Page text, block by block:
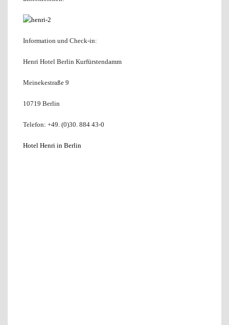
Information und Check-in:
Henri Hotel Berlin Kurfürstendamm
Meinekestraße 9
10719 Berlin
Telefon: +49. (0)30. 884 43-0
Hotel Henri in Berlin